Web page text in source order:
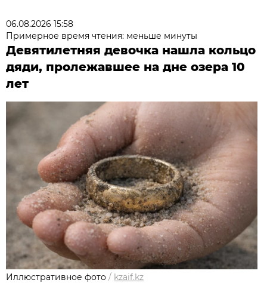
06.08.2026 15:58
Примерное время чтения: меньше минуты
Девятилетняя девочка нашла кольцо
дяди, пролежавшее на дне озера 10
лет
Иллюстративное фото / kzaif.kz